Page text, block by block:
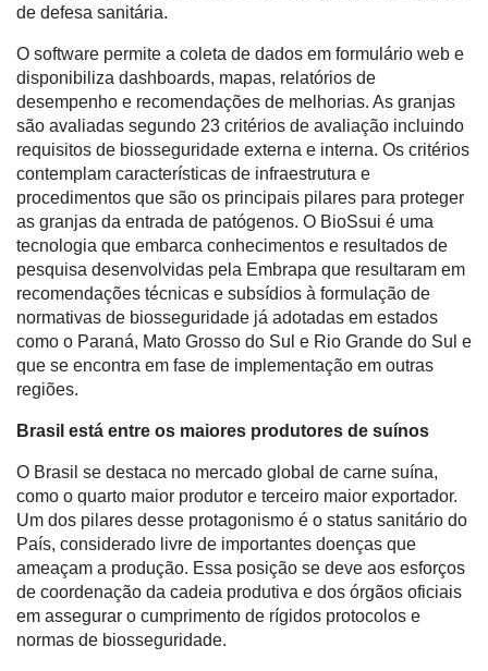
Cadastre-
se
Minha
conta
Notícias
Destaque
Mercado
Troca
de defesa sanitária.
O software permite a coleta de dados em formulário web e
disponibiliza dashboards, mapas, relatórios de
desempenho e recomendações de melhorias. As granjas
são avaliadas segundo 23 critérios de avaliação incluindo
requisitos de biosseguridade externa e interna. Os critérios
contemplam características de infraestrutura e
procedimentos que são os principais pilares para proteger
as granjas da entrada de patógenos. O BioSsui é uma
tecnologia que embarca conhecimentos e resultados de
pesquisa desenvolvidas pela Embrapa que resultaram em
recomendações técnicas e subsídios à formulação de
normativas de biosseguridade já adotadas em estados
como o Paraná, Mato Grosso do Sul e Rio Grande do Sul e
que se encontra em fase de implementação em outras
regiões.
Brasil está entre os maiores produtores de suínos
O Brasil se destaca no mercado global de carne suína,
como o quarto maior produtor e terceiro maior exportador.
Um dos pilares desse protagonismo é o status sanitário do
País, considerado livre de importantes doenças que
ameaçam a produção. Essa posição se deve aos esforços
de coordenação da cadeia produtiva e dos órgãos oficiais
em assegurar o cumprimento de rígidos protocolos e
normas de biosseguridade.